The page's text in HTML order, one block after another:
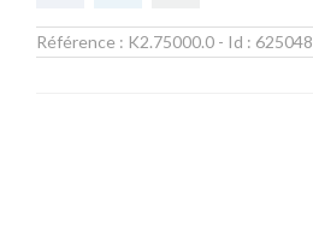
Référence : K2.75000.0 - Id : 625048